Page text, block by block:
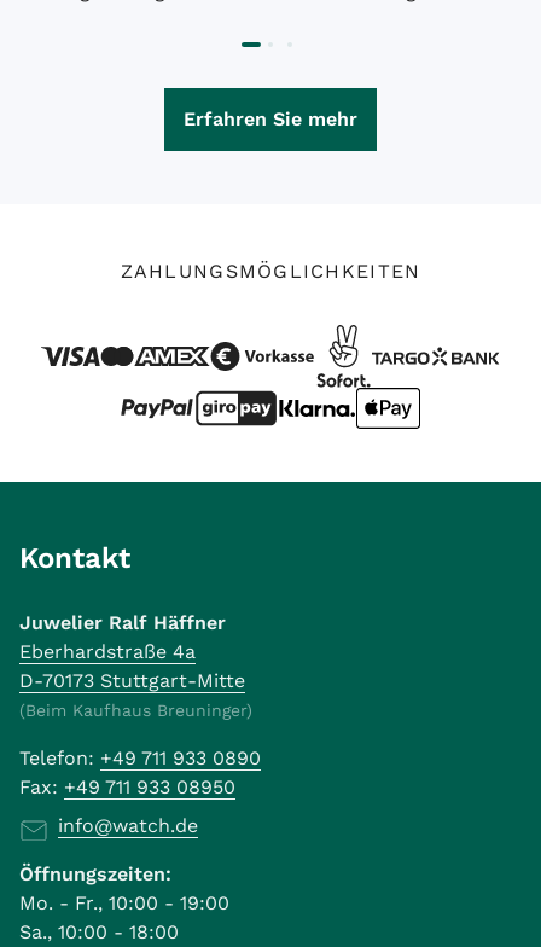
Erfahren Sie mehr
ZAHLUNGSMÖGLICHKEITEN
Kontakt
Juwelier Ralf Häffner
Eberhardstraße 4a
D-70173 Stuttgart-Mitte
(Beim Kaufhaus Breuninger)
Telefon: +49 711 933 0890
Fax: +49 711 933 08950
info@watch.de
Öffnungszeiten:
Mo. - Fr., 10:00 - 19:00
Sa., 10:00 - 18:00